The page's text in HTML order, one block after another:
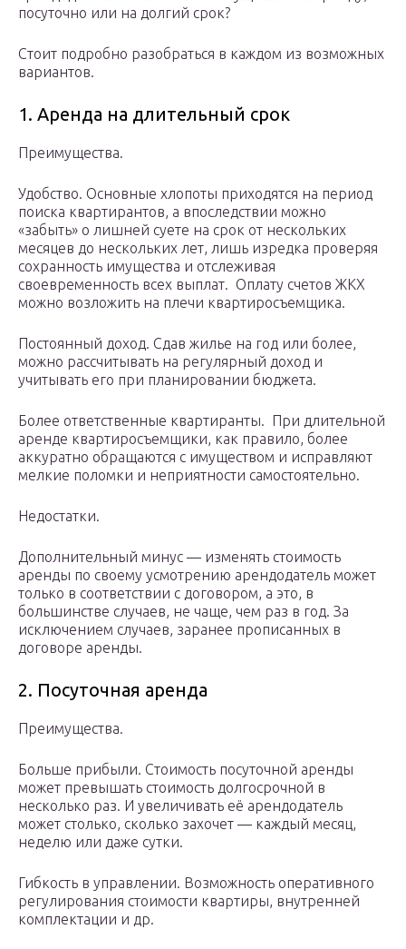
посуточно или на долгий срок?
Стоит подробно разобраться в каждом из возможных
вариантов.
1. Аренда на длительный срок
Преимущества.
Удобство. Основные хлопоты приходятся на период
поиска квартирантов, а впоследствии можно
«забыть» о лишней суете на срок от нескольких
месяцев до нескольких лет, лишь изредка проверяя
сохранность имущества и отслеживая
своевременность всех выплат. Оплату счетов ЖКХ
можно возложить на плечи квартиросъемщика.
Постоянный доход. Сдав жилье на год или более,
можно рассчитывать на регулярный доход и
учитывать его при планировании бюджета.
Более ответственные квартиранты. При длительной
аренде квартиросъемщики, как правило, более
аккуратно обращаются с имуществом и исправляют
мелкие поломки и неприятности самостоятельно.
Недостатки.
Дополнительный минус — изменять стоимость
аренды по своему усмотрению арендодатель может
только в соответствии с договором, а это, в
большинстве случаев, не чаще, чем раз в год. За
исключением случаев, заранее прописанных в
договоре аренды.
2. Посуточная аренда
Преимущества.
Больше прибыли. Стоимость посуточной аренды
может превышать стоимость долгосрочной в
несколько раз. И увеличивать её арендодатель
может столько, сколько захочет — каждый месяц,
неделю или даже сутки.
Гибкость в управлении. Возможность оперативного
регулирования стоимости квартиры, внутренней
комплектации и др.